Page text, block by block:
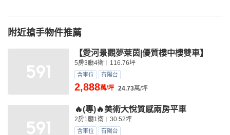
附近搶手物件推薦
【愛河景觀夢萊茵|優質樓中樓雙車】
5房3廳4衛 116.76坪
含車位 有陽台
2,888萬/坪 24.73萬/坪
🔥(專)🔥美術大悅質感兩房平車
2房1廳1衛 30.52坪
含車位 有陽台